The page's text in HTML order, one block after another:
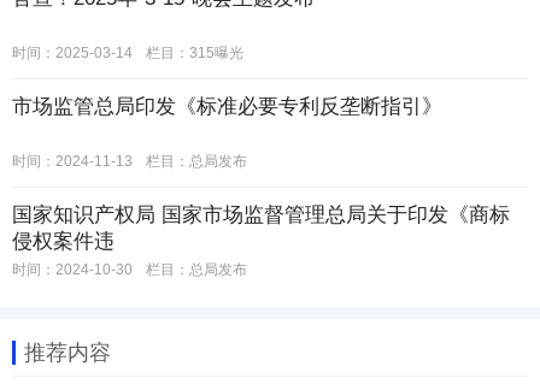
时间：2025-03-14 栏目： 315曝光
市场监管总局印发《标准必要专利反垄断指引》
时间：2024-11-13 栏目： 总局发布
国家知识产权局 国家市场监督管理总局关于印发《商标
侵权案件违
时间：2024-10-30 栏目： 总局发布
推荐内容